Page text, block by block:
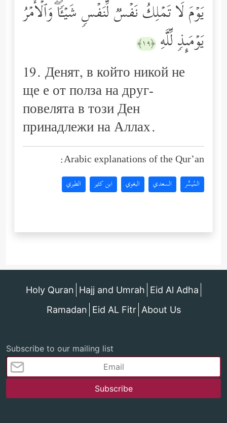
یَوۡمَ لَا تَمۡلِكُ نَفۡسࣱ لِّنَفۡسࣲ شَیۡـࣰٔاۖ وَٱلۡأَمۡرُ
یَوۡمَىِٕذࣲ لِّلَّهِ ﴿١٩﴾
19. Денят, в който никой не
ще е от полза на друг-
повелята в този Ден
принадлежи на Аллах.
Arabic explanations of the Qur’an:
المُيسَّر السعدي البغوي ابن كثير الطبري
Holy Quran Hajj and Umrah Eid Al Adha
Ramadan Eid AL Fitr About Us
Subscribe to our mailing list